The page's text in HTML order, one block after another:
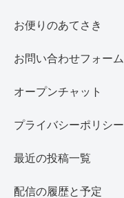
お便りのあてさき
お問い合わせフォーム
オープンチャット
プライバシーポリシー
最近の投稿一覧
配信の履歴と予定